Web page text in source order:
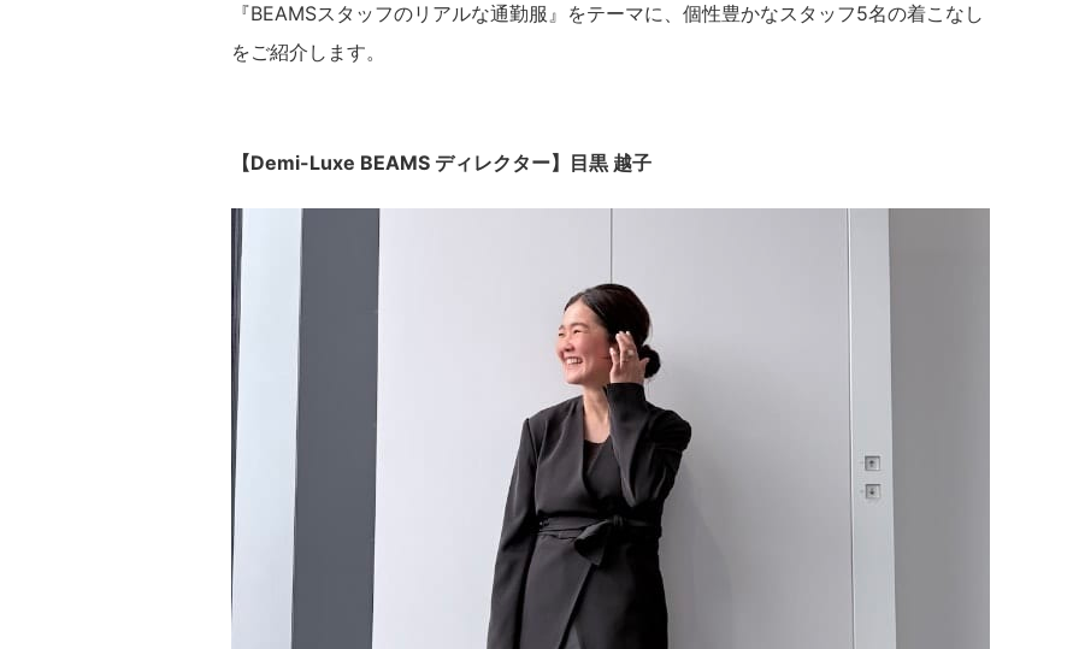
『BEAMSスタッフのリアルな通勤服』をテーマに、個性豊かなスタッフ5名の着こなし
をご紹介します。
【Demi-Luxe BEAMS ディレクター】目黒 越子